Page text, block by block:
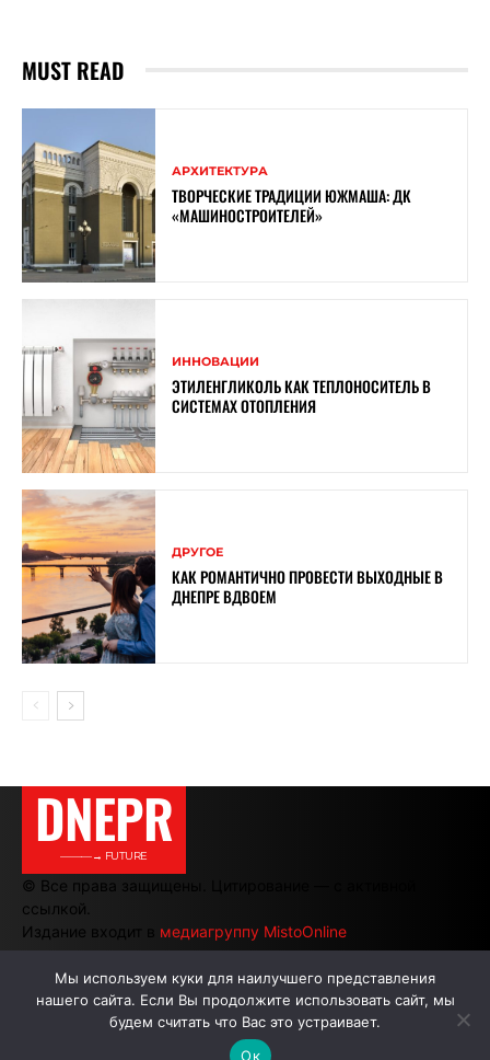
MUST READ
АРХИТЕКТУРА
ТВОРЧЕСКИЕ ТРАДИЦИИ ЮЖМАША: ДК
«МАШИНОСТРОИТЕЛЕЙ»
ИННОВАЦИИ
ЭТИЛЕНГЛИКОЛЬ КАК ТЕПЛОНОСИТЕЛЬ В
СИСТЕМАХ ОТОПЛЕНИЯ
ДРУГОЕ
КАК РОМАНТИЧНО ПРОВЕСТИ ВЫХОДНЫЕ В
ДНЕПРЕ ВДВОЕМ
DNEPR
———→ FUTURE
© Все права защищены. Цитирование — с активной
ссылкой.
Издание входит в медиагруппу MistoOnline
АВТОРЫ РЕКЛАМА НА САЙТЕ
Мы используем куки для наилучшего представления
нашего сайта. Если Вы продолжите использовать сайт, мы
будем считать что Вас это устраивает.
Ок